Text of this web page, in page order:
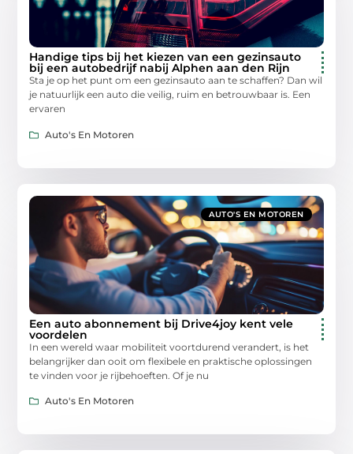
Handige tips bij het kiezen van een gezinsauto
bij een autobedrijf nabij Alphen aan den Rijn
Sta je op het punt om een gezinsauto aan te schaffen? Dan wil
je natuurlijk een auto die veilig, ruim en betrouwbaar is. Een
ervaren
Auto's En Motoren
AUTO'S EN MOTOREN
Een auto abonnement bij Drive4joy kent vele
voordelen
In een wereld waar mobiliteit voortdurend verandert, is het
belangrijker dan ooit om flexibele en praktische oplossingen
te vinden voor je rijbehoeften. Of je nu
Auto's En Motoren